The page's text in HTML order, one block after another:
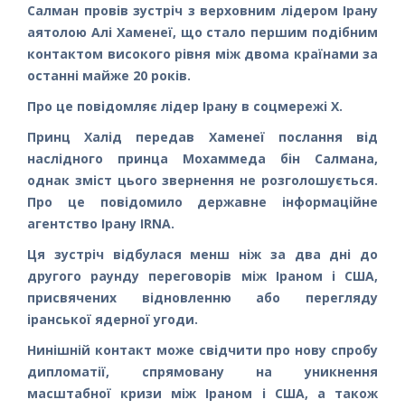
Салман провів зустріч з верховним лідером Ірану
аятолою Алі Хаменеї, що стало першим подібним
контактом високого рівня між двома країнами за
останні майже 20 років.
Про це повідомляє лідер Ірану в соцмережі Х.
Принц Халід передав Хаменеї послання від
наслідного принца Мохаммеда бін Салмана,
однак зміст цього звернення не розголошується.
Про це повідомило державне інформаційне
агентство Ірану IRNA.
Ця зустріч відбулася менш ніж за два дні до
другого раунду переговорів між Іраном і США,
присвячених відновленню або перегляду
іранської ядерної угоди.
Нинішній контакт може свідчити про нову спробу
дипломатії, спрямовану на уникнення
масштабної кризи між Іраном і США, а також